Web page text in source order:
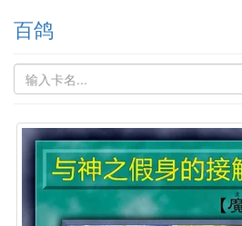
百鸽